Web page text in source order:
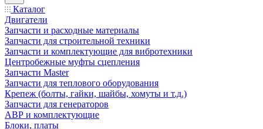
Каталог
Двигатели
Запчасти и расходные материалы
Запчасти для строительной техники
Запчасти и комплектующие для вибротехники
Центробежные муфты сцепления
Запчасти Master
Запчасти для теплового оборудования
Крепеж (болты, гайки, шайбы, хомуты и т.д.)
Запчасти для генераторов
АВР и комплектующие
Блоки, платы